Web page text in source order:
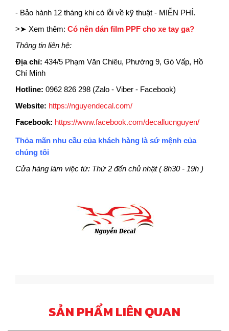
- Bảo hành 12 tháng khi có lỗi về kỹ thuật - MIỄN PHÍ.
>➤ Xem thêm: Có nên dán film PPF cho xe tay ga?
Thông tin liên hệ:
Địa chỉ: 434/5 Phạm Văn Chiêu, Phường 9, Gò Vấp, Hồ
Chí Minh
Hotline: 0962 826 298 (Zalo - Viber - Facebook)
Website: https://nguyendecal.com/
Facebook: https://www.facebook.com/decallucnguyen/
Thỏa mãn nhu cầu của khách hàng là sứ mệnh của
chúng tôi
Cửa hàng làm việc từ: Thứ 2 đến chủ nhật ( 8h30 - 19h )
SẢN PHẨM LIÊN QUAN